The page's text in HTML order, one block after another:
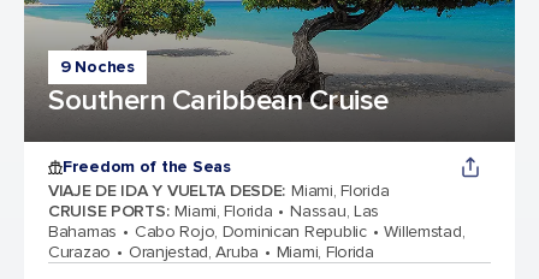
9 Noches
Southern Caribbean Cruise
Freedom of the Seas
VIAJE DE IDA Y VUELTA DESDE: Miami, Florida
CRUISE PORTS: Miami, Florida
Nassau, Las
Bahamas
Cabo Rojo, Dominican Republic
Willemstad,
Curazao
Oranjestad, Aruba Miami, Florida